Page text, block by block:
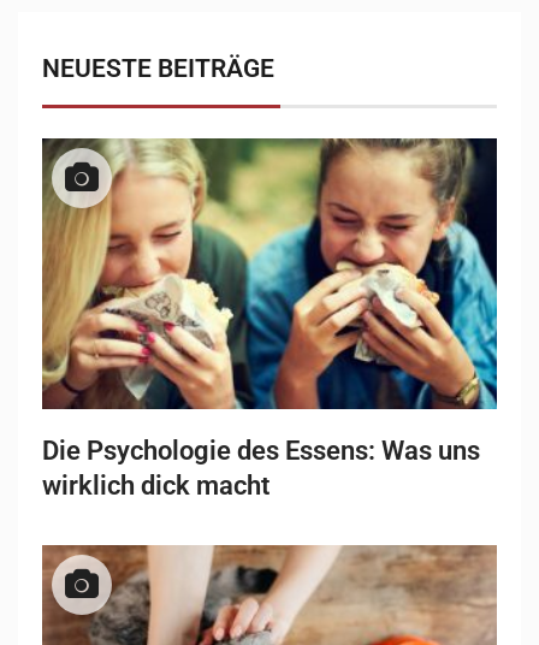
NEUESTE BEITRÄGE
Die Psychologie des Essens: Was uns
wirklich dick macht